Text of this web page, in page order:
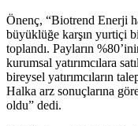
Önenç, “Biotrend Enerji
büyüklüğe karşın yurtiçi
toplandı. Payların
kurumsal yatırımcılara
bireysel yatırımcıların
Halka arz sonuçlarına
oldu” dedi.